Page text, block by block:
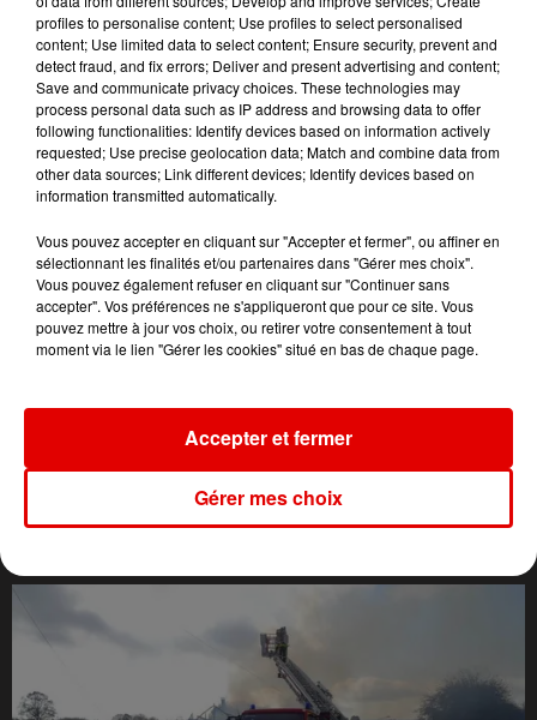
SHAKIRA FEAT. BURNA
BOY
Dai Dai
ESMEE
Insomnie
HERMES HOUSE BAND
I Will Survive
L'ACTU DES ARDENNES
profiles to personalise content; Use profiles to select personalised
content; Use limited data to select content; Ensure security, prevent and
detect fraud, and fix errors; Deliver and present advertising and content;
Save and communicate privacy choices. These technologies may
process personal data such as IP address and browsing data to offer
following functionalities: Identify devices based on information actively
requested; Use precise geolocation data; Match and combine data from
other data sources; Link different devices; Identify devices based on
information transmitted automatically.
Vous pouvez accepter en cliquant sur "Accepter et fermer", ou affiner en
sélectionnant les finalités et/ou partenaires dans "Gérer mes choix".
Vous pouvez également refuser en cliquant sur "Continuer sans
accepter". Vos préférences ne s'appliqueront que pour ce site. Vous
pouvez mettre à jour vos choix, ou retirer votre consentement à tout
moment via le lien "Gérer les cookies" situé en bas de chaque page.
Gérer mes choix
Accepter et fermer